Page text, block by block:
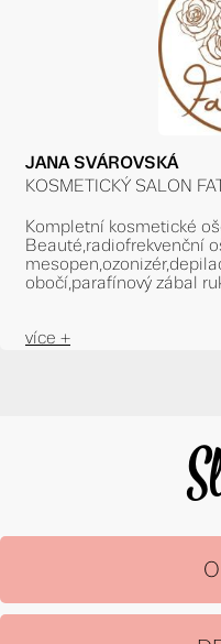
JANA SVÁROVSKÁ
KOSMETICKÝ SALON
Kompletní kosmetické
Beauté,radiofrekvenční
obočí,parafínový zábal
více +